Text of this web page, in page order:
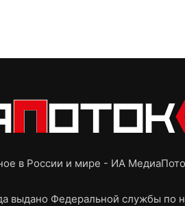
в России и мире - ИА
выдано Федеральной службы по